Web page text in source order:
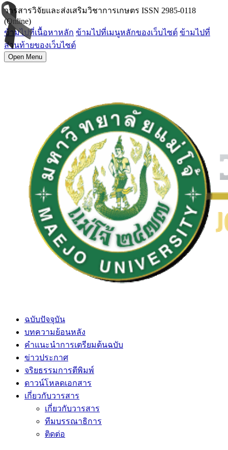
วารสารวิจัยและส่งเสริมวิชาการเกษตร ISSN 2985-0118
(Online)
ข้ามไปที่เนื้อหาหลัก ข้ามไปที่เมนูหลักของเว็บไซต์ ข้ามไปที่
ส่วนท้ายของเว็บไซต์
Open Menu
ฉบับปัจจุบัน
บทความย้อนหลัง
คำแนะนำการเตรียมต้นฉบับ
ข่าวประกาศ
จริยธรรมการตีพิมพ์
ดาวน์โหลดเอกสาร
เกี่ยวกับวารสาร
เกี่ยวกับวารสาร
ทีมบรรณาธิการ
ติดต่อ